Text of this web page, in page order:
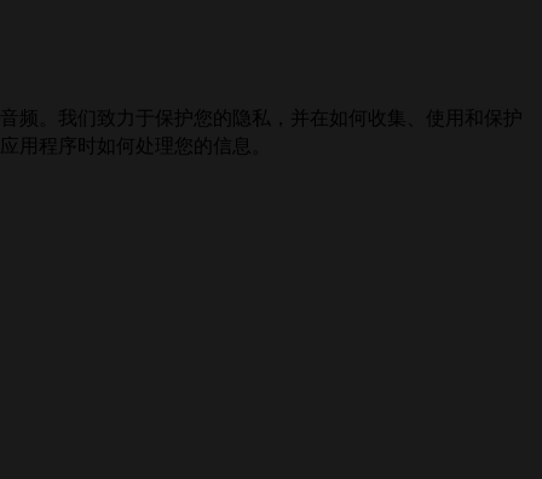
频。我们致力于保护您的隐私，并在如何收集、使用和保护
用程序时如何处理您的信息。